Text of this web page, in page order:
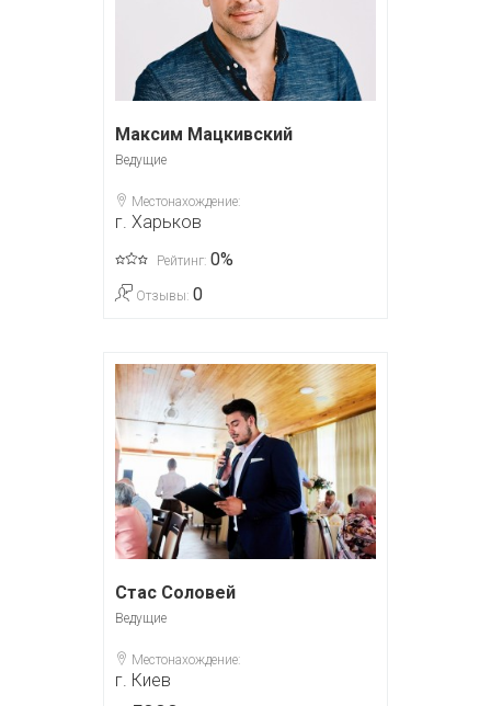
Максим Мацкивский
Ведущие
Местонахождение:
г. Харьков
Рейтинг: 0%
Отзывы: 0
Стас Соловей
Ведущие
Местонахождение:
г. Киев